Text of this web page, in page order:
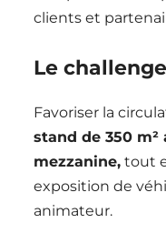
clients et
Le challenge
Favoriser la
stand de 350 m²
mezzanine, tout
exposition de
animateur.